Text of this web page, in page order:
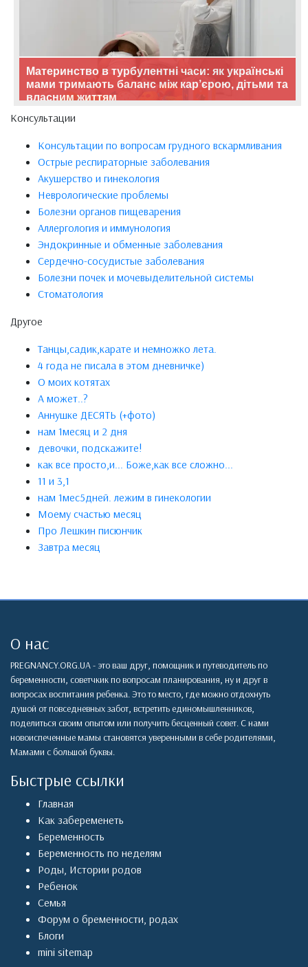
Материнство в турбулентні часи: як українські
мами тримають баланс між кар’єрою, дітьми та
власним життям
Консультации
Консультации по вопросам грудного вскармливания
Острые респираторные заболевания
Акушерство и гинекология
Неврологические проблемы
Болезни органов пищеварения
Аллергология и иммунология
Эндокринные и обменные заболевания
Сердечно-сосудистые заболевания
Болезни почек и мочевыделительной системы
Стоматология
Другое
Танцы,садик,карате и немножко лета.
4 года не писала в этом дневничке)
О моих котятах
А может..?
Аннушке ДЕСЯТЬ (+фото)
нам 1месяц и 2 дня
девочки, подскажите!
как все просто,и... Боже,как все сложно...
11 и 3,1
нам 1мес5дней. лежим в гинекологии
Моему счастью месяц
Про Лешкин писюнчик
Завтра месяц
О нас
PREGNANCY.ORG.UA - это ваш друг, помощник и путеводитель по
беременности, советчкик по вопросам планирования, ну и друг в
вопросах воспитания ребенка. Это то место, где можно отдохнуть
душой от повседневных забот, встретить единомышленников,
поделиться своим опытом или получить бесценный совет. С нами
новоиспеченные мамы становятся уверенными в себе родителями,
Мамами с большой буквы.
Быстрые ссылки
Главная
Как забеременеть
Беременность
Беременность по неделям
Роды, Истории родов
Ребенок
Семья
Форум о бременности, родах
Блоги
mini sitemap